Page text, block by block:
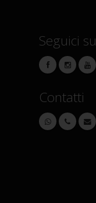
Seguici su
Contatti